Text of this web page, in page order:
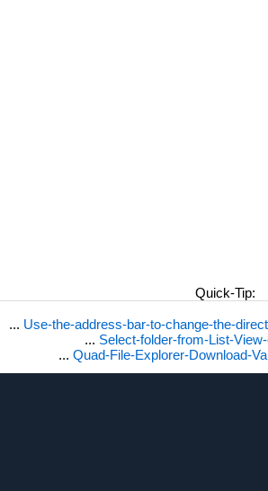
Quick-Tip:
... Use-the-address-bar-to-change-the-
... Select-folder-from-List-
... Quad-File-Explorer-Download-